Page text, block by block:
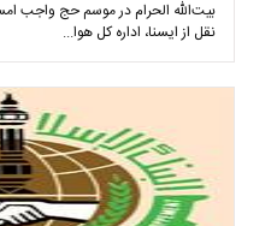
بيت‌الله الحرام در موسم حج واجب
نقل از ايسنا، اداره كل هوا...